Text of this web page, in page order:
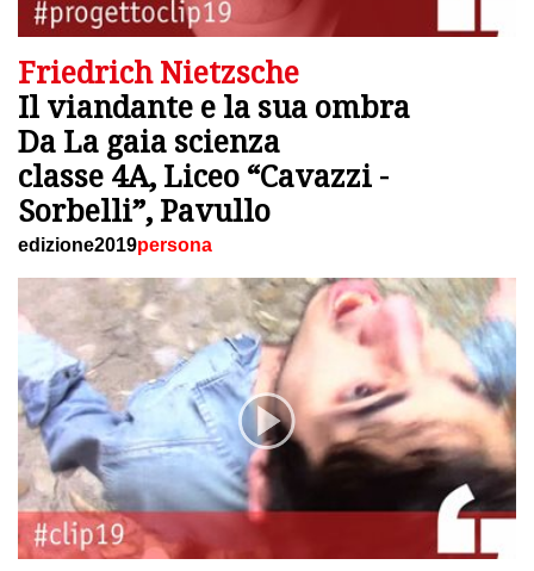
Friedrich Nietzsche
Il viandante e la sua ombra
Da La gaia scienza
classe 4A, Liceo “Cavazzi -
Sorbelli”, Pavullo
edizione2019persona